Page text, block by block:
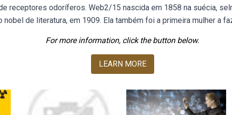
receptores odoríferos. Web2/15 nascida em 1858 na suécia,
nobel de literatura, em 1909. Ela também foi a primeira mulher a
For more information, click the button below.
LEARN MORE